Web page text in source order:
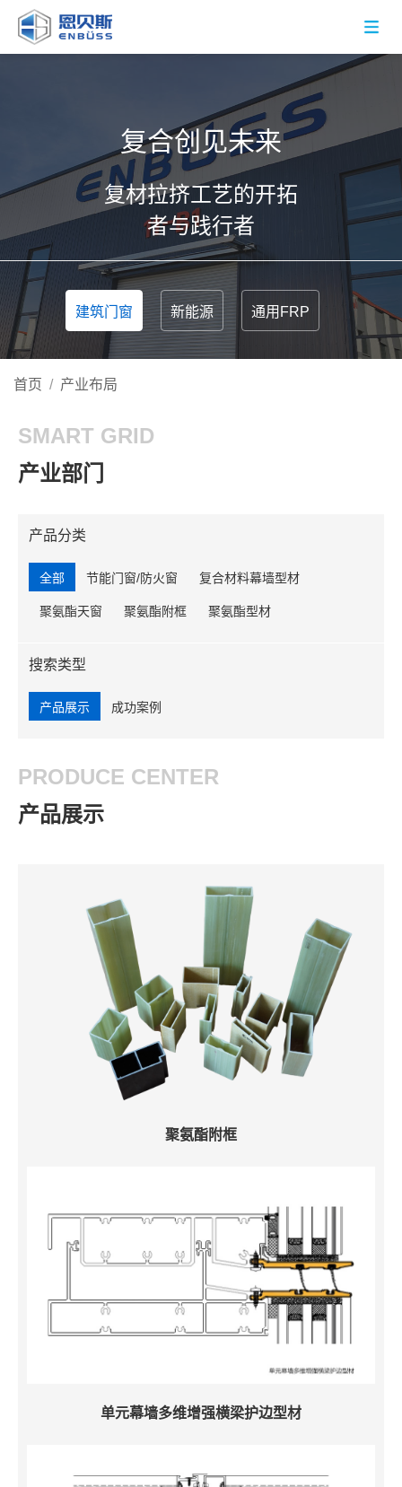
复合创见未来
复材拉挤工艺的开拓
者与践行者
建筑门窗 新能源 通用FRP
首页 / 产业布局
SMART GRID
产业部门
产品分类
全部 节能门窗/防火窗 复合材料幕墙型材
聚氨酯天窗 聚氨酯附框 聚氨酯型材
搜索类型
产品展示 成功案例
PRODUCE CENTER
产品展示
聚氨酯附框
单元幕墙多维增强横梁护边型材